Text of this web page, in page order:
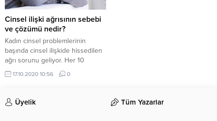
Cinsel ilişki ağrısının sebebi
ve çözümü nedir?
Kadın cinsel problemlerinin
başında cinsel ilişkide hissedilen
ağrı sorunu geliyor. Her 10
kadından birisinin problemi olan
cinsel ilişki ağrısı veya tıbbi ismi
Jinekolog Op. Dr. Süleyman
Eserdağ cevapladı.
17.10.2020 10:56 0
Üyelik Tüm Yazarlar